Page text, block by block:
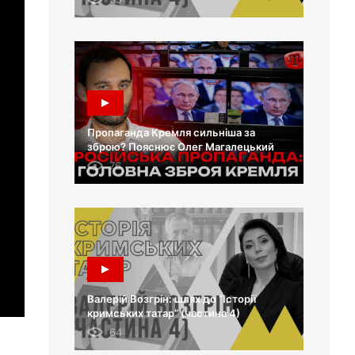
Пропаганда Кремля сильніша за
зброю? Пояснює Олег Магалецький
76
Валерій Возгрін: шлях до “Історії
кримських татар” (частина 4)
64